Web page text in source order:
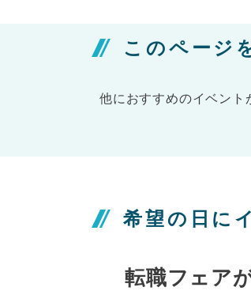
このページ
他におすすめのイベント
希望の日に
転職フェア